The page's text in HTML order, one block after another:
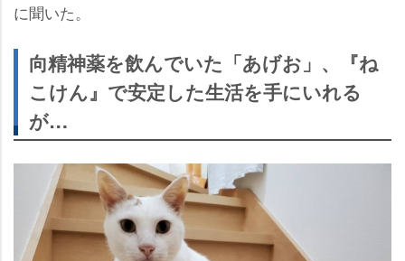
に聞いた。
向精神薬を飲んでいた「あげお」、『ね
こけん』で安定した生活を手にいれる
が…